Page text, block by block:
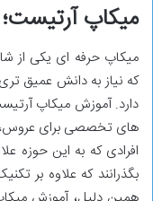
میکاپ
میکاپ حرفه‌ ای یکی
که نیاز به دانش عمیق
دارد. آموزش میکاپ
‌های تخصصی برای عروس،
افرادی که به این حوزه
بگذرانند که علاوه بر